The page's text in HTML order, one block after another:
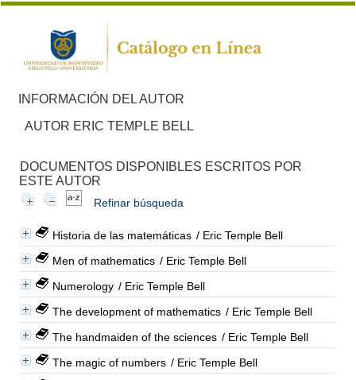
INFORMACIÓN DEL AUTOR
AUTOR ERIC TEMPLE BELL
DOCUMENTOS DISPONIBLES ESCRITOS POR
ESTE AUTOR
Refinar búsqueda
Historia de las matemáticas / Eric Temple Bell
Men of mathematics / Eric Temple Bell
Numerology / Eric Temple Bell
The development of mathematics / Eric Temple Bell
The handmaiden of the sciences / Eric Temple Bell
The magic of numbers / Eric Temple Bell